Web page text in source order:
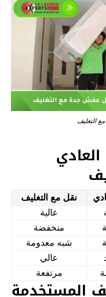
التغليف
نقل مع التغليف
عالية
منخفضة
شبه معدومة
عالي
مرتفعة
المستخدمة